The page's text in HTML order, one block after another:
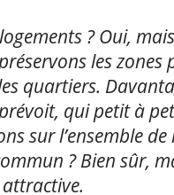
? Oui,
les
quartiers.
qui petit à
sur l’ensemble
? Bien sûr,